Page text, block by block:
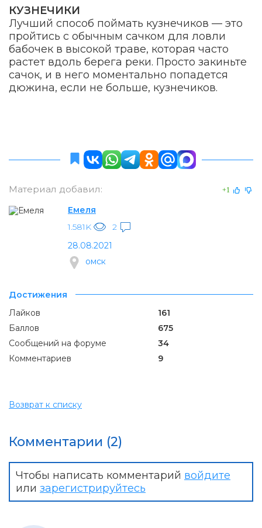
КУЗНЕЧИКИ
Лучший способ поймать кузнечиков — это
пройтись с обычным сачком для ловли
бабочек в высокой траве, которая часто
растет вдоль берега реки. Просто закиньте
сачок, и в него моментально попадется
дюжина, если не больше, кузнечиков.
Материал добавил: +1
Емеля
1.581K
2
28.08.2021
омск
Достижения
Лайков
161
Баллов
675
Сообщений на форуме
34
Комментариев
9
Возврат к списку
Комментарии (2)
Чтобы написать комментарий войдите
или зарегистрируйтесь